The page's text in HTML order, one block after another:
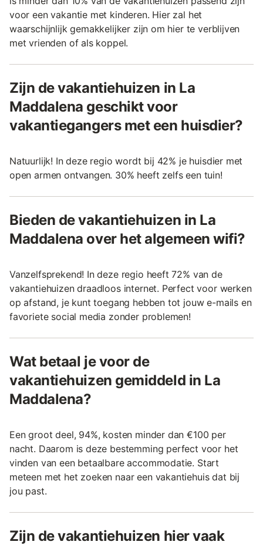
voor een vakantie met kinderen. Hier zal het
waarschijnlijk gemakkelijker zijn om hier te verblijven
met vrienden of als koppel.
Zijn de vakantiehuizen in La
Maddalena geschikt voor
vakantiegangers met een huisdier?
Natuurlijk! In deze regio wordt bij 42% je huisdier met
open armen ontvangen. 30% heeft zelfs een tuin!
Bieden de vakantiehuizen in La
Maddalena over het algemeen wifi?
Vanzelfsprekend! In deze regio heeft 72% van de
vakantiehuizen draadloos internet. Perfect voor werken
op afstand, je kunt toegang hebben tot jouw e-mails en
favoriete social media zonder problemen!
Wat betaal je voor de
vakantiehuizen gemiddeld in La
Maddalena?
Een groot deel, 94%, kosten minder dan €100 per
nacht. Daarom is deze bestemming perfect voor het
vinden van een betaalbare accommodatie. Start
meteen met het zoeken naar een vakantiehuis dat bij
jou past.
Zijn de vakantiehuizen hier vaak